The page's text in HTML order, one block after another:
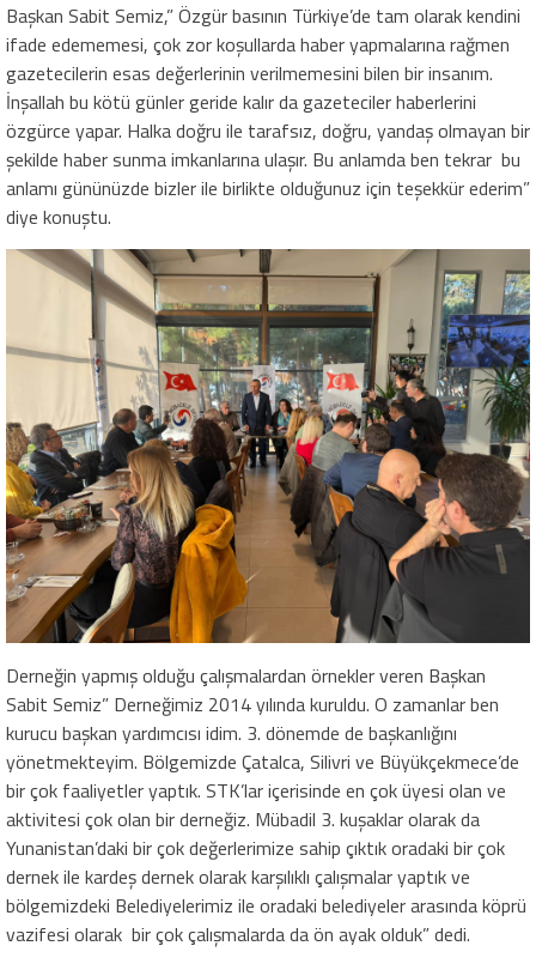
Başkan Sabit Semiz,” Özgür basının Türkiye’de tam olarak kendini
ifade edememesi, çok zor koşullarda haber yapmalarına rağmen
gazetecilerin esas değerlerinin verilmemesini bilen bir insanım.
İnşallah bu kötü günler geride kalır da gazeteciler haberlerini
özgürce yapar. Halka doğru ile tarafsız, doğru, yandaş olmayan bir
şekilde haber sunma imkanlarına ulaşır. Bu anlamda ben tekrar bu
anlamı gününüzde bizler ile birlikte olduğunuz için teşekkür ederim”
diye konuştu.
Derneğin yapmış olduğu çalışmalardan örnekler veren Başkan
Sabit Semiz” Derneğimiz 2014 yılında kuruldu. O zamanlar ben
kurucu başkan yardımcısı idim. 3. dönemde de başkanlığını
yönetmekteyim. Bölgemizde Çatalca, Silivri ve Büyükçekmece’de
bir çok faaliyetler yaptık. STK’lar içerisinde en çok üyesi olan ve
aktivitesi çok olan bir derneğiz. Mübadil 3. kuşaklar olarak da
Yunanistan’daki bir çok değerlerimize sahip çıktık oradaki bir çok
dernek ile kardeş dernek olarak karşılıklı çalışmalar yaptık ve
bölgemizdeki Belediyelerimiz ile oradaki belediyeler arasında köprü
vazifesi olarak bir çok çalışmalarda da ön ayak olduk” dedi.